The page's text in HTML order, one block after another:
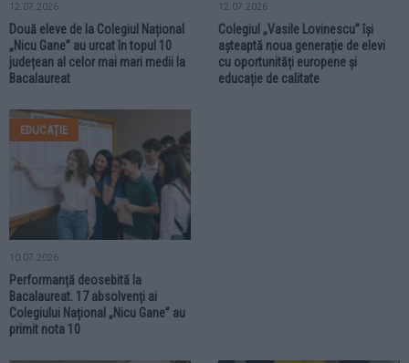
12.07.2026
Două eleve de la Colegiul Național
„Nicu Gane” au urcat în topul 10
județean al celor mai mari medii la
Bacalaureat
12.07.2026
Colegiul „Vasile Lovinescu” își
așteaptă noua generație de elevi
cu oportunități europene și
educație de calitate
EDUCAȚIE
10.07.2026
Performanță deosebită la
Bacalaureat. 17 absolvenți ai
Colegiului Național „Nicu Gane” au
primit nota 10